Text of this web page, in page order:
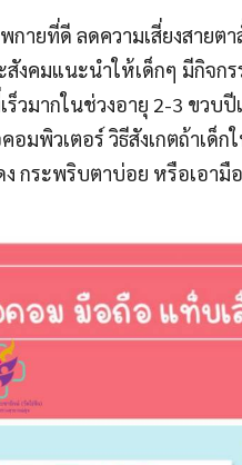
กายที่ดี ลดความเสี่ยงสาย
สังคมแนะนำให้เด็กๆ มีกิจ
วมากในช่วงอายุ 2-3 ขวบ
มพิวเตอร์ วิธีสังเกตถ้าเด็
กระพริบตาบ่อย หรือเอา